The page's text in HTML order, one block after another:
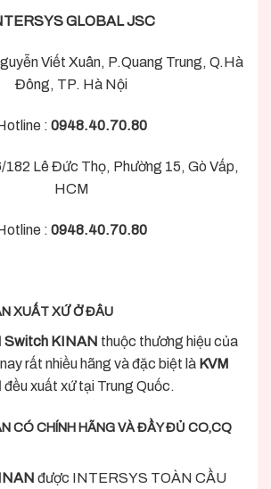
GLOBAL JSC
Viết Xuân, P.Quang Trung, Q.Hà
Đông, TP. Hà Nội
: 0948.40.70.80
182 Lê Đức Thọ, Phường 15, Gò Vấp,
HCM
: 0948.40.70.80
XUẤT XỨ Ở ĐÂU
Switch KINAN thuộc thương hiệu của
rất nhiều hãng và đặc biệt là KVM
đều xuất xứ tại Trung Quốc.
CÓ CHÍNH HÃNG VÀ ĐẦY ĐỦ CO,CQ
được INTERSYS TOÀN CẦU